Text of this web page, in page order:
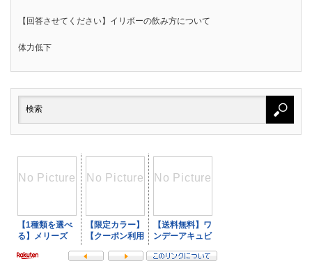
【回答させてください】イリボーの飲み方について
体力低下